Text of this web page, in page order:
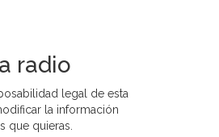
radio
legal de esta
la información
que quieras.